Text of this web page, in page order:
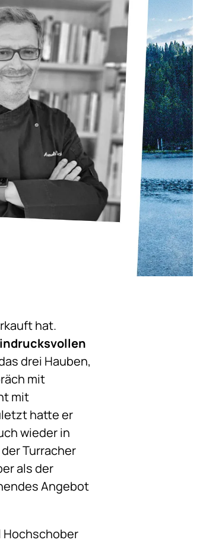
hat.
drei Hauben,
mit
mit
hatte er
wieder in
Turracher
als der
Angebot
Hochschober